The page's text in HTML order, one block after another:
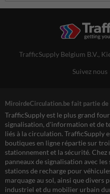
TrafficSupply Belgium B.V.,
Suivez nous
MiroirdeCirculation.be fait partie de
TrafficSupply est le plus grand
signalisation, d'information et de
liés à la circulation. TrafficSupply
boutiques en ligne répartie sur
stationnement et la sécurité. Chez
panneaux de signalisation avec
stations de recharge pour
marquage au sol, ainsi que
industriel et du mobilier urbain